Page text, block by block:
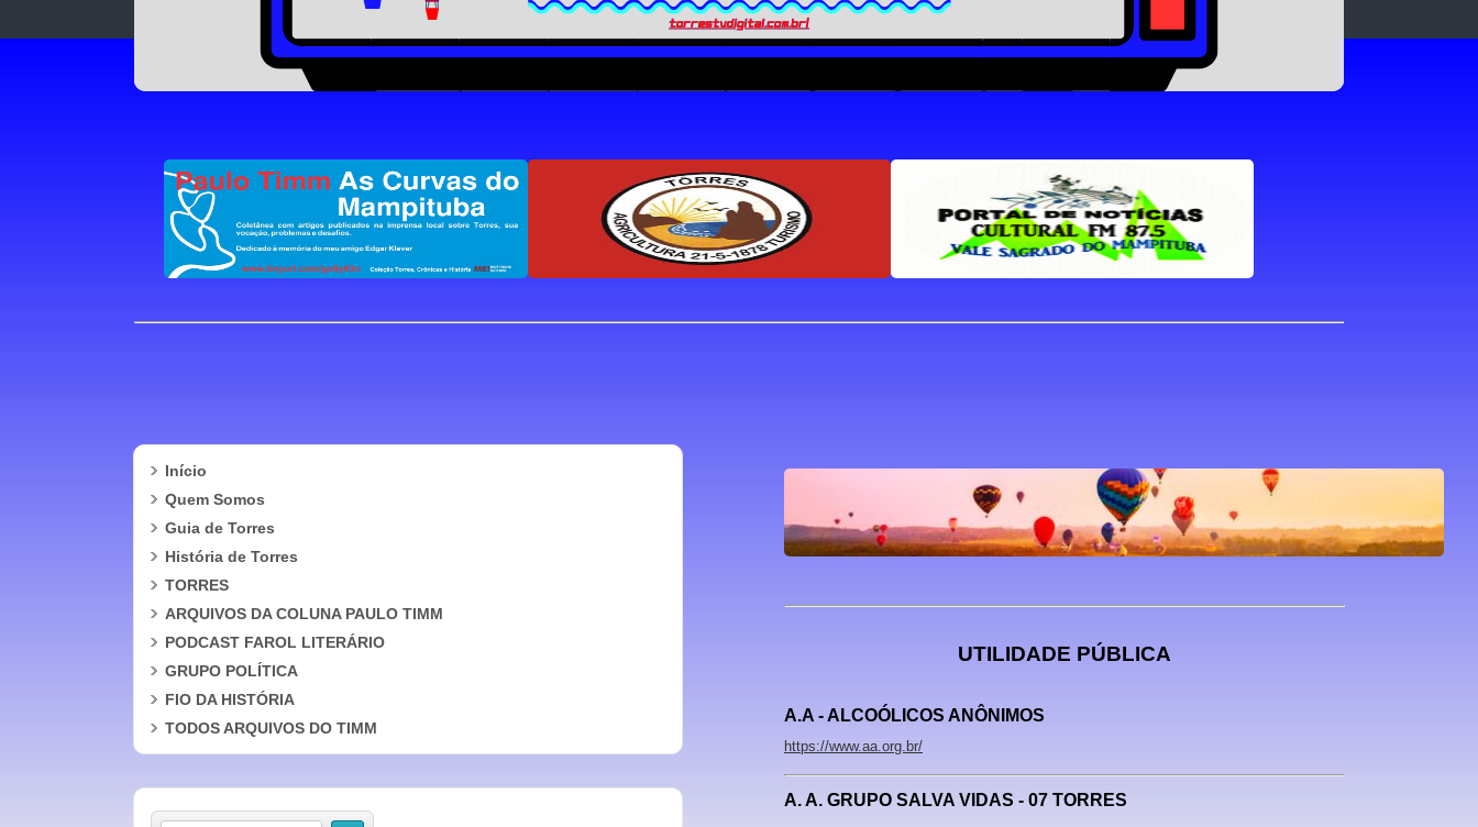
Início
Quem Somos
Guia de Torres
História de Torres
TORRES
ARQUIVOS DA COLUNA PAULO TIMM
PODCAST FAROL LITERÁRIO
GRUPO POLÍTICA
FIO DA HISTÓRIA
TODOS ARQUIVOS DO TIMM
UTILIDADE PÚBLICA
A.A - ALCOÓLICOS ANÔNIMOS
https://www.aa.org.br/
A. A. GRUPO SALVA VIDAS - 07 TORRES